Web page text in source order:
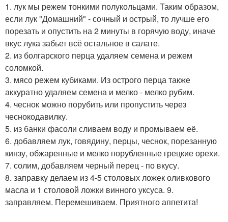
1. лук мы режем тонкими полукольцами. Таким образом,
если лук "Домашний" - сочный и острый, то лучше его
порезать и опустить на 2 минуты в горячую воду, иначе
вкус лука забьет всё остальное в салате.
2. из болгарского перца удаляем семена и режем
соломкой.
3. мясо режем кубиками. Из острого перца также
аккуратно удаляем семена и мелко - мелко рубим.
4. чеснок можно порубить или пропустить через
чеснокодавилку.
5. из банки фасоли сливаем воду и промываем её.
6. добавляем лук, говядину, перцы, чеснок, порезанную
кинзу, обжаренные и мелко порубленные грецкие орехи.
7. солим, добавляем черный перец - по вкусу.
8. заправку делаем из 4-5 столовых ложек оливкового
масла и 1 столовой ложки винного уксуса. 9.
заправляем. Перемешиваем. Приятного аппетита!